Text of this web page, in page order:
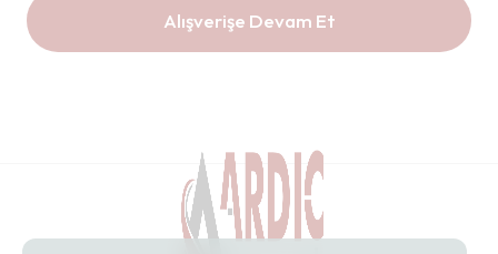
Alışverişe Devam Et